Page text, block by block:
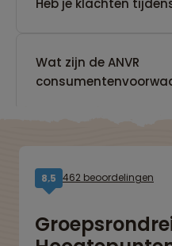
Heb je klachten
Wat zijn de ANVR
8,5 462 beoordelingen